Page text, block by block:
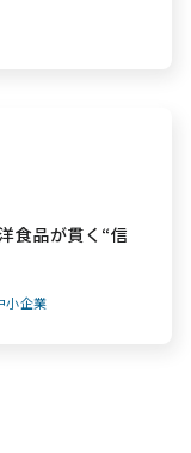
食品が貫く“信
小企業